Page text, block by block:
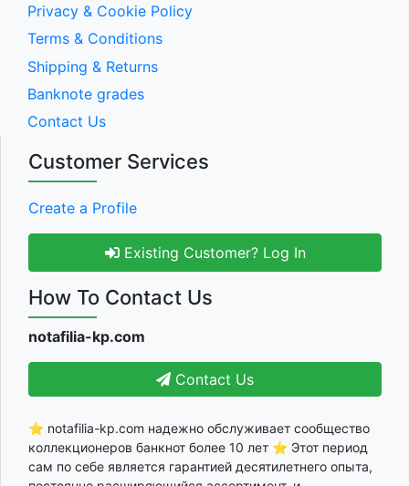
Privacy & Cookie Policy
Terms & Conditions
Shipping & Returns
Banknote grades
Contact Us
Customer Services
Create a Profile
Existing Customer? Log In
How To Contact Us
notafilia-kp.com
Contact Us
⭐ notafilia-kp.com надежно обслуживает сообщество
коллекционеров банкнот более 10 лет ⭐ Этот период
сам по себе является гарантией десятилетнего опыта,